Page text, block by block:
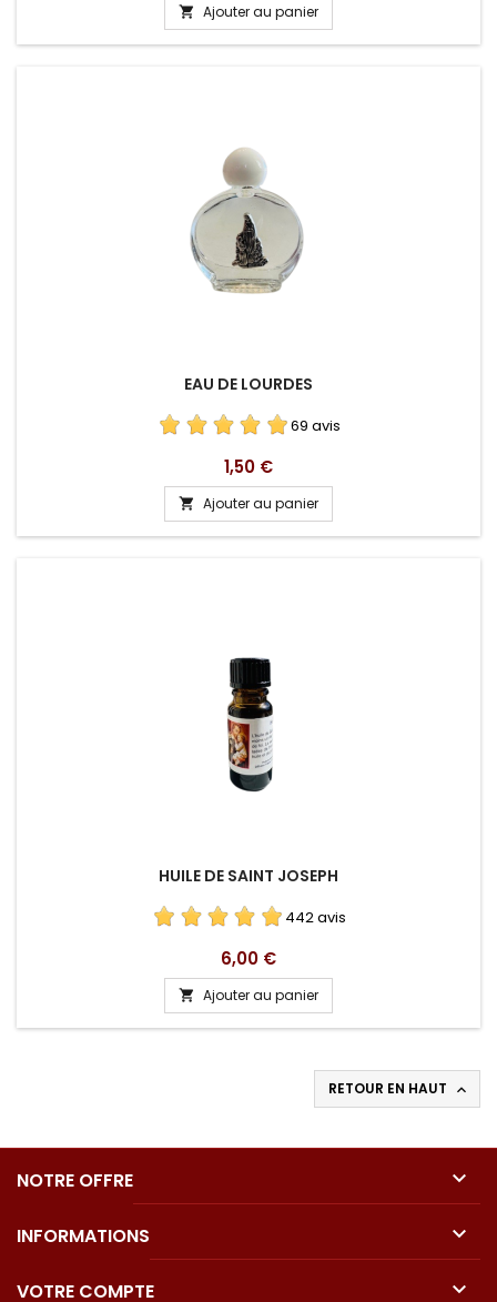
 Ajouter au panier
EAU DE LOURDES
69 avis
Prix
1,50 €
 Ajouter au panier
HUILE DE SAINT JOSEPH
442 avis
Prix
6,00 €
 Ajouter au panier
RETOUR EN HAUT 
NOTRE OFFRE 
INFORMATIONS 
VOTRE COMPTE 